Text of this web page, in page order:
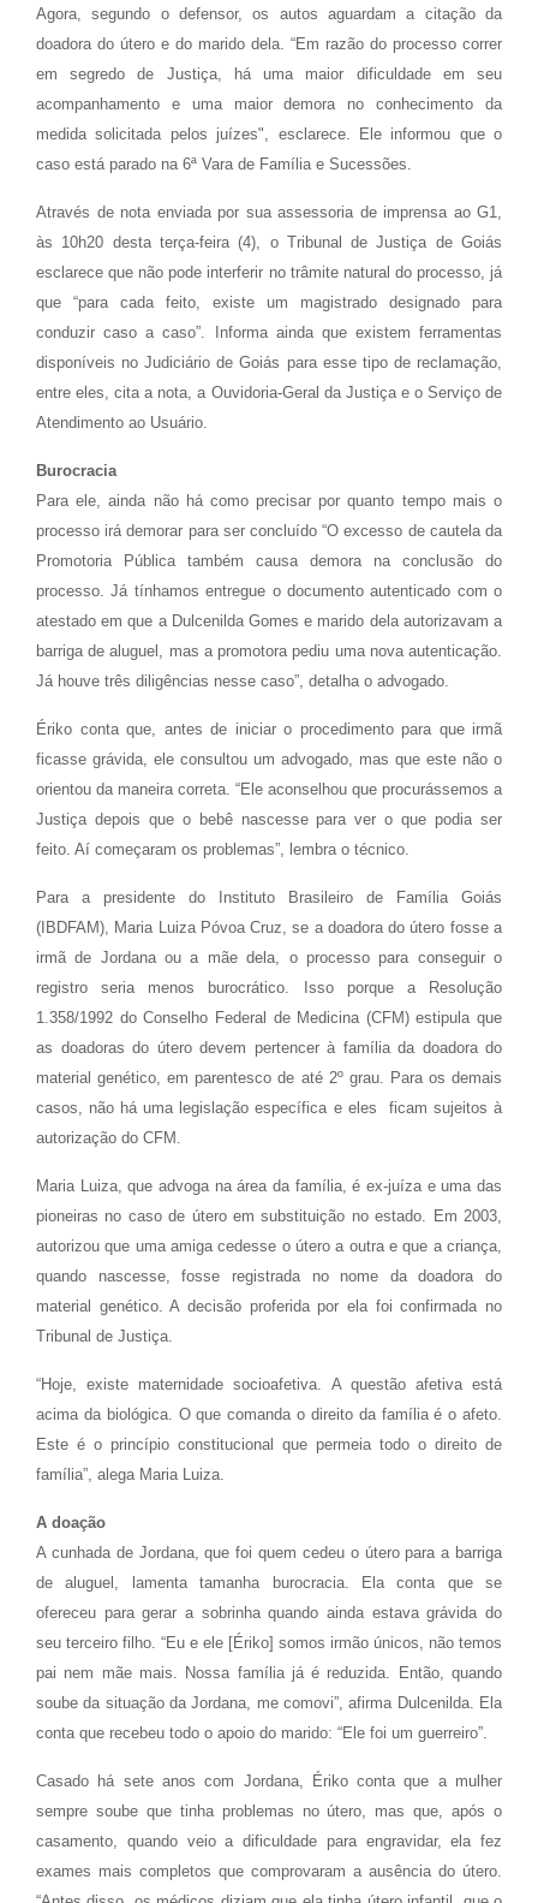
Agora, segundo o defensor, os autos aguardam a citação da
doadora do útero e do marido dela. “Em razão do processo correr
em segredo de Justiça, há uma maior dificuldade em seu
acompanhamento e uma maior demora no conhecimento da
medida solicitada pelos juízes", esclarece. Ele informou que o
caso está parado na 6ª Vara de Família e Sucessões.
Através de nota enviada por sua assessoria de imprensa ao G1,
às 10h20 desta terça-feira (4), o Tribunal de Justiça de Goiás
esclarece que não pode interferir no trâmite natural do processo, já
que “para cada feito, existe um magistrado designado para
conduzir caso a caso”. Informa ainda que existem ferramentas
disponíveis no Judiciário de Goiás para esse tipo de reclamação,
entre eles, cita a nota, a Ouvidoria-Geral da Justiça e o Serviço de
Atendimento ao Usuário.
Burocracia
Para ele, ainda não há como precisar por quanto tempo mais o
processo irá demorar para ser concluído “O excesso de cautela da
Promotoria Pública também causa demora na conclusão do
processo. Já tínhamos entregue o documento autenticado com o
atestado em que a Dulcenilda Gomes e marido dela autorizavam a
barriga de aluguel, mas a promotora pediu uma nova autenticação.
Já houve três diligências nesse caso”, detalha o advogado.
Ériko conta que, antes de iniciar o procedimento para que irmã
ficasse grávida, ele consultou um advogado, mas que este não o
orientou da maneira correta. “Ele aconselhou que procurássemos a
Justiça depois que o bebê nascesse para ver o que podia ser
feito. Aí começaram os problemas”, lembra o técnico.
Para a presidente do Instituto Brasileiro de Família Goiás
(IBDFAM), Maria Luiza Póvoa Cruz, se a doadora do útero fosse a
irmã de Jordana ou a mãe dela, o processo para conseguir o
registro seria menos burocrático. Isso porque a Resolução
1.358/1992 do Conselho Federal de Medicina (CFM) estipula que
as doadoras do útero devem pertencer à família da doadora do
material genético, em parentesco de até 2º grau. Para os demais
casos, não há uma legislação específica e eles ficam sujeitos à
autorização do CFM.
Maria Luiza, que advoga na área da família, é ex-juíza e uma das
pioneiras no caso de útero em substituição no estado. Em 2003,
autorizou que uma amiga cedesse o útero a outra e que a criança,
quando nascesse, fosse registrada no nome da doadora do
material genético. A decisão proferida por ela foi confirmada no
Tribunal de Justiça.
“Hoje, existe maternidade socioafetiva. A questão afetiva está
acima da biológica. O que comanda o direito da família é o afeto.
Este é o princípio constitucional que permeia todo o direito de
família”, alega Maria Luiza.
A doação
A cunhada de Jordana, que foi quem cedeu o útero para a barriga
de aluguel, lamenta tamanha burocracia. Ela conta que se
ofereceu para gerar a sobrinha quando ainda estava grávida do
seu terceiro filho. “Eu e ele [Ériko] somos irmão únicos, não temos
pai nem mãe mais. Nossa família já é reduzida. Então, quando
soube da situação da Jordana, me comovi”, afirma Dulcenilda. Ela
conta que recebeu todo o apoio do marido: “Ele foi um guerreiro”.
Casado há sete anos com Jordana, Ériko conta que a mulher
sempre soube que tinha problemas no útero, mas que, após o
casamento, quando veio a dificuldade para engravidar, ela fez
exames mais completos que comprovaram a ausência do útero.